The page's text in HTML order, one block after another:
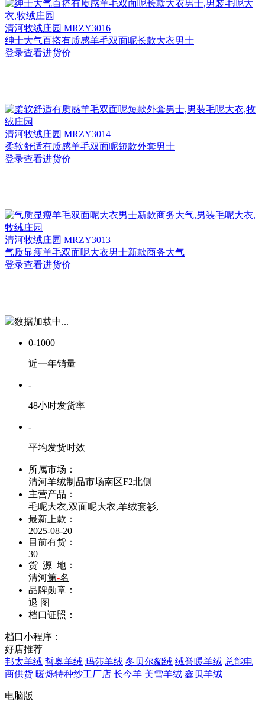
清河牧绒庄园 MRZY3016
绅士大气百搭有质感羊毛双面呢长款大衣男士
登录查看进货价
清河牧绒庄园 MRZY3014
柔软舒适有质感羊毛双面呢短款外套男士
登录查看进货价
清河牧绒庄园 MRZY3013
气质显瘦羊毛双面呢大衣男士新款商务大气
登录查看进货价
数据加载中...
0-1000
近一年销量
-
48小时发货率
-
平均发货时效
所属市场：
清河羊绒制品市场南区F2北侧
主营产品：
毛呢大衣,双面呢大衣,羊绒套衫,
最新上款：
2025-08-20
目前有货：
30
货 源 地：
清河第-名
品牌勋章：
退 图
档口证照：
档口小程序：
好店推荐
邦太羊绒 哲奥羊绒 玛莎羊绒 冬贝尔貂绒 绒誉暖羊绒 总能电
商供货 暖烁特种纱工厂店 长今羊 美雪羊绒 鑫贝羊绒
电脑版